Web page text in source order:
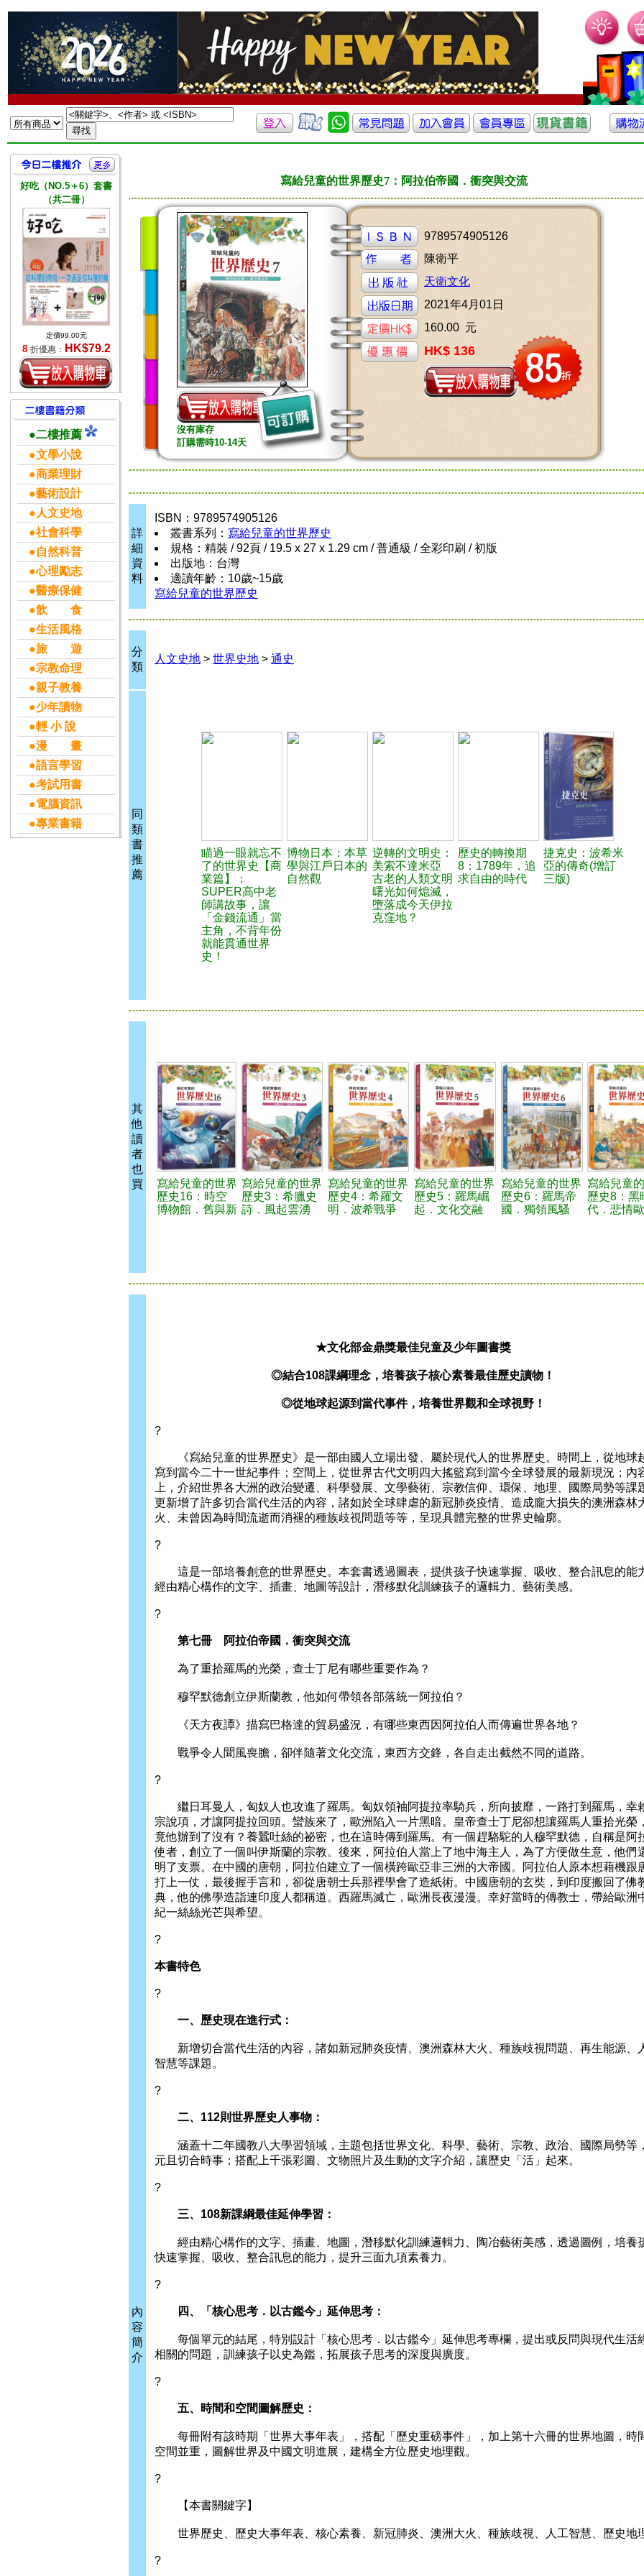
好吃（NO.5＋6）套書
（共二冊）
定價99.00元
8 折優惠： HK$79.2
●二樓推薦
●文學小說
●商業理財
●藝術設計
●人文史地
●社會科學
●自然科普
●心理勵志
●醫療保健
●飲 食
●生活風格
●旅 遊
●宗教命理
●親子教養
●少年讀物
●輕 小 說
●漫 畫
●語言學習
●考試用書
●電腦資訊
●專業書籍
寫給兒童的世界歷史7：阿拉伯帝國．衝突與交流
沒有庫存
訂購需時10-14天
9789574905126
陳衛平
天衛文化
2021年4月01日
160.00 元
HK$ 136
詳
細
資
料
ISBN：9789574905126
叢書系列： 寫給兒童的世界歷史
規格：精裝 / 92頁 / 19.5 x 27 x 1.29 cm / 普通級 / 全彩印刷 / 初版
出版地：台灣
適讀年齡：10歲~15歲
寫給兒童的世界歷史
分
類
人文史地 > 世界史地 > 通史
同
類
書
推
薦
瞄過一眼就忘不
了的世界史【商
業篇】：
SUPER高中老
師講故事，讓
「金錢流通」當
主角，不背年份
就能貫通世界
史！
博物日本：本草
學與江戶日本的
自然觀
逆轉的文明史：
美索不達米亞
古老的人類文明
曙光如何熄滅，
墮落成今天伊拉
克窪地？
歷史的轉換期
8：1789年．追
求自由的時代
捷克史：波希米
亞的傳奇(增訂
三版)
其
他
讀
者
也
買
寫給兒童的世界
歷史16：時空
博物館．舊與新
寫給兒童的世界
歷史3：希臘史
詩．風起雲湧
寫給兒童的世界
歷史4：希羅文
明．波希戰爭
寫給兒童的世界
歷史5：羅馬崛
起．文化交融
寫給兒童的世界
歷史6：羅馬帝
國．獨領風騷
寫給兒童
歷史8：黑
代．悲情
內
容
簡
介
★文化部金鼎獎最佳兒童及少年圖書獎
◎結合108課綱理念，培養孩子核心素養最佳歷史讀物！
◎從地球起源到當代事件，培養世界觀和全球視野！
?
《寫給兒童的世界歷史》是一部由國人立場出發、屬於現代人的世界歷史。時間上，從地球
寫到當今二十一世紀事件；空間上，從世界古代文明四大搖籃寫到當今全球發展的最新現況；內
上，介紹世界各大洲的政治變遷、科學發展、文學藝術、宗教信仰、環保、地理、國際局勢等課
更新增了許多切合當代生活的內容，諸如於全球肆虐的新冠肺炎疫情、造成龐大損失的澳洲森林
火、未曾因為時間流逝而消褪的種族歧視問題等等，呈現具體完整的世界史輪廓。
?
這是一部培養創意的世界歷史。本套書透過圖表，提供孩子快速掌握、吸收、整合訊息的能
經由精心構作的文字、插畫、地圖等設計，潛移默化訓練孩子的邏輯力、藝術美感。
?
第七冊 阿拉伯帝國．衝突與交流
為了重拾羅馬的光榮，查士丁尼有哪些重要作為？
穆罕默德創立伊斯蘭教，他如何帶領各部落統一阿拉伯？
《天方夜譚》描寫巴格達的貿易盛況，有哪些東西因阿拉伯人而傳遍世界各地？
戰爭令人聞風喪膽，卻伴隨著文化交流，東西方交鋒，各自走出截然不同的道路。
?
繼日耳曼人，匈奴人也攻進了羅馬。匈奴領袖阿提拉率騎兵，所向披靡，一路打到羅馬，幸
宗說項，才讓阿提拉回頭。蠻族來了，歐洲陷入一片黑暗。皇帝查士丁尼卻想讓羅馬人重拾光榮
竟他辦到了沒有？養蠶吐絲的祕密，也在這時傳到羅馬。有一個趕駱駝的人穆罕默德，自稱是阿
使者，創立了一個叫伊斯蘭的宗教。後來，阿拉伯人當上了地中海主人，為了方便做生意，他們
明了支票。在中國的唐朝，阿拉伯建立了一個橫跨歐亞非三洲的大帝國。阿拉伯人原本想藉機跟
打上一仗，最後握手言和，卻從唐朝士兵那裡學會了造紙術。中國唐朝的玄奘，到印度搬回了佛
典，他的佛學造詣連印度人都稱道。西羅馬滅亡，歐洲長夜漫漫。幸好當時的傳教士，帶給歐洲
紀一絲絲光芒與希望。
?
本書特色
?
一、歷史現在進行式：
新增切合當代生活的內容，諸如新冠肺炎疫情、澳洲森林大火、種族歧視問題、再生能源、
智慧等課題。
?
二、112則世界歷史人事物：
涵蓋十二年國教八大學習領域，主題包括世界文化、科學、藝術、宗教、政治、國際局勢等
元且切合時事；搭配上千張彩圖、文物照片及生動的文字介紹，讓歷史「活」起來。
?
三、108新課綱最佳延伸學習：
經由精心構作的文字、插畫、地圖，潛移默化訓練邏輯力、陶冶藝術美感，透過圖例，培養
快速掌握、吸收、整合訊息的能力，提升三面九項素養力。
?
四、「核心思考．以古鑑今」延伸思考：
每個單元的結尾，特別設計「核心思考．以古鑑今」延伸思考專欄，提出或反問與現代生活
相關的問題，訓練孩子以史為鑑，拓展孩子思考的深度與廣度。
?
五、時間和空間圖解歷史：
每冊附有該時期「世界大事年表」，搭配「歷史重磅事件」，加上第十六冊的世界地圖，時
空間並重，圖解世界及中國文明進展，建構全方位歷史地理觀。
?
【本書關鍵字】
世界歷史、歷史大事年表、核心素養、新冠肺炎、澳洲大火、種族歧視、人工智慧、歷史地
?